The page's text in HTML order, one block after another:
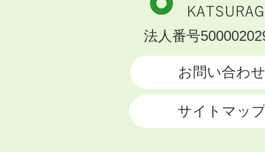
市
KATSURAGI
法人番号
お問い合わせ
サイトマッ